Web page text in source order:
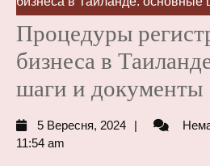
Процедуры
бизнеса в
шаги и документы
5 Вересня, 2024
5
11:54 am